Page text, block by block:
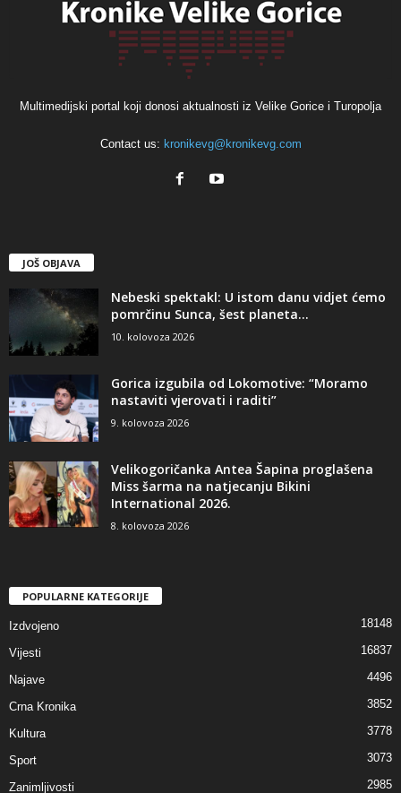
Multimedijski portal koji donosi aktualnosti iz Velike Gorice i Turopolja
Contact us: kronikevg@kronikevg.com
JOŠ OBJAVA
Nebeski spektakl: U istom danu vidjet ćemo
pomrčinu Sunca, šest planeta...
10. kolovoza 2026
Gorica izgubila od Lokomotive: “Moramo
nastaviti vjerovati i raditi”
9. kolovoza 2026
Velikogoričanka Antea Šapina proglašena
Miss šarma na natjecanju Bikini
International 2026.
8. kolovoza 2026
POPULARNE KATEGORIJE
Izdvojeno 18148
Vijesti 16837
Najave 4496
Crna Kronika 3852
Kultura 3778
Sport 3073
Zanimljivosti 2985